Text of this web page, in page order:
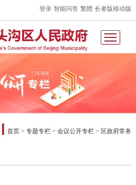
登录 智能问答 繁體 长者版移动版
首页> 专题专栏> 会议公开专栏> 区政府常务